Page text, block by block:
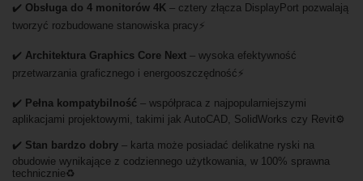
✔️ Obsługa do 4 monitorów 4K – cztery złącza DisplayPort pozwalają
tworzyć rozbudowane stanowiska pracy⚡
✔️ Architektura Graphics Core Next – wysoka efektywność
przetwarzania graficznego i energooszczędność⚡
✔️ Pełna kompatybilność – współpraca z najpopularniejszymi
aplikacjami projektowymi, takimi jak AutoCAD, SolidWorks czy Revit⚙️
✔️ Stan bardzo dobry – karta może posiadać delikatne ryski na
obudowie wynikające z codziennego użytkowania, w 100% sprawna
technicznie♻️